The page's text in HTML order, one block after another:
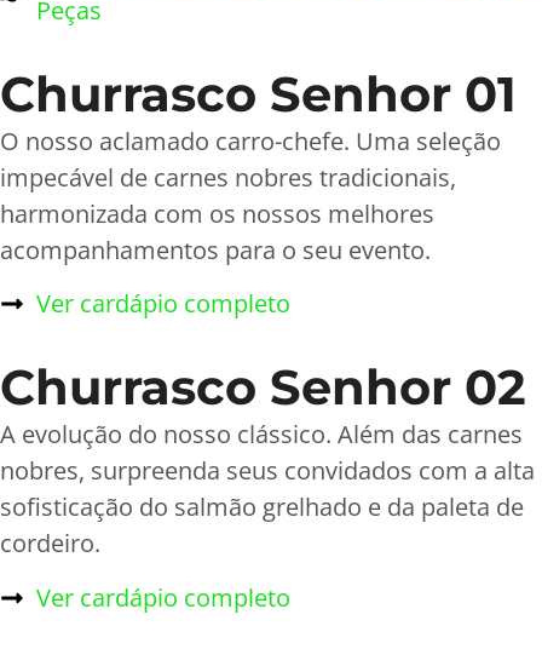
Peças
Churrasco Senhor 01
O nosso aclamado carro-chefe. Uma seleção
impecável de carnes nobres tradicionais,
harmonizada com os nossos melhores
acompanhamentos para o seu evento.
Ver cardápio completo
Churrasco Senhor 02
A evolução do nosso clássico. Além das carnes
nobres, surpreenda seus convidados com a alta
sofisticação do salmão grelhado e da paleta de
cordeiro.
Ver cardápio completo